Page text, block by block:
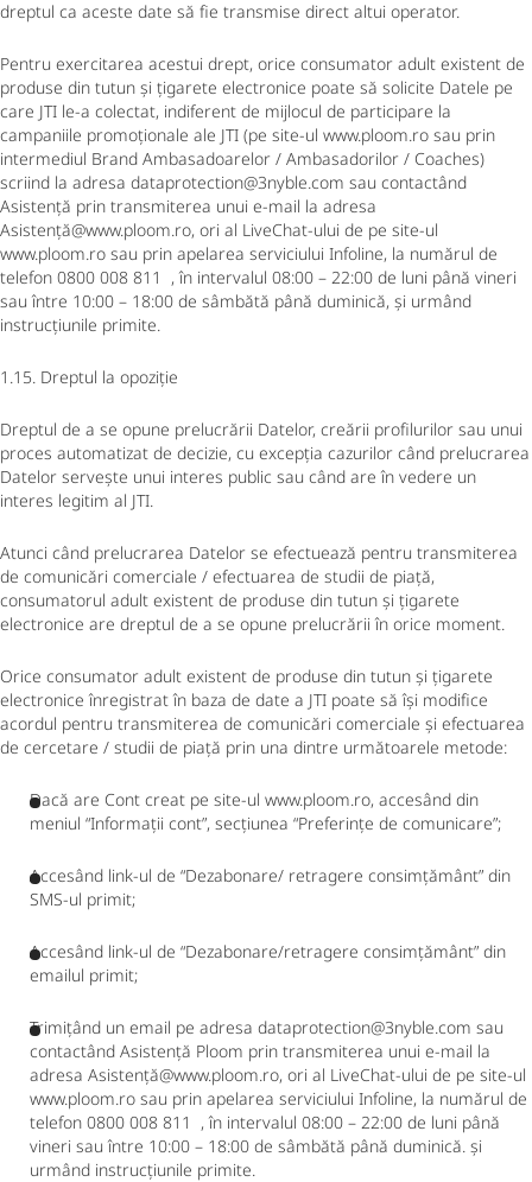
dreptul ca aceste date să fie transmise direct altui operator.
Pentru exercitarea acestui drept, orice consumator adult existent de
produse din tutun și țigarete electronice poate să solicite Datele pe
care JTI le-a colectat, indiferent de mijlocul de participare la
campaniile promoționale ale JTI (pe site-ul www.ploom.ro sau prin
intermediul Brand Ambasadoarelor / Ambasadorilor / Coaches)
scriind la adresa dataprotection@3nyble.com sau contactând
Asistență prin transmiterea unui e-mail la adresa
Asistență@www.ploom.ro, ori al LiveChat-ului de pe site-ul
www.ploom.ro sau prin apelarea serviciului Infoline, la numărul de
telefon 0800 008 811 , în intervalul 08:00 – 22:00 de luni până vineri
sau între 10:00 – 18:00 de sâmbătă până duminică, și urmând
instrucțiunile primite.
1.15. Dreptul la opoziție
Dreptul de a se opune prelucrării Datelor, creării profilurilor sau unui
proces automatizat de decizie, cu excepția cazurilor când prelucrarea
Datelor servește unui interes public sau când are în vedere un
interes legitim al JTI.
Atunci când prelucrarea Datelor se efectuează pentru transmiterea
de comunicări comerciale / efectuarea de studii de piață,
consumatorul adult existent de produse din tutun și țigarete
electronice are dreptul de a se opune prelucrării în orice moment.
Orice consumator adult existent de produse din tutun și țigarete
electronice înregistrat în baza de date a JTI poate să își modifice
acordul pentru transmiterea de comunicări comerciale și efectuarea
de cercetare / studii de piață prin una dintre următoarele metode:
Dacă are Cont creat pe site-ul www.ploom.ro, accesând din
meniul “Informații cont”, secțiunea “Preferințe de comunicare”;
Accesând link-ul de “Dezabonare/ retragere consimțământ” din
SMS-ul primit;
Accesând link-ul de “Dezabonare/retragere consimțământ” din
emailul primit;
Trimițând un email pe adresa dataprotection@3nyble.com sau
contactând Asistență Ploom prin transmiterea unui e-mail la
adresa Asistență@www.ploom.ro, ori al LiveChat-ului de pe site-ul
www.ploom.ro sau prin apelarea serviciului Infoline, la numărul de
telefon 0800 008 811 , în intervalul 08:00 – 22:00 de luni până
vineri sau între 10:00 – 18:00 de sâmbătă până duminică. și
urmând instrucțiunile primite.